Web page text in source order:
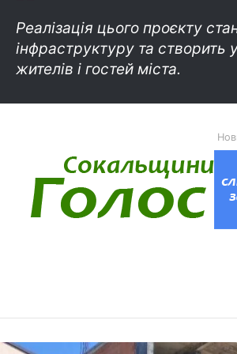
Реалізація цього проєкту
інфраструктуру та створить
жителів і гостей міста.